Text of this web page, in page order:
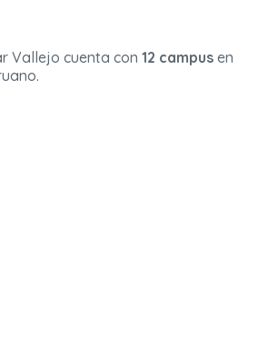
Vallejo cuenta con 12 campus en